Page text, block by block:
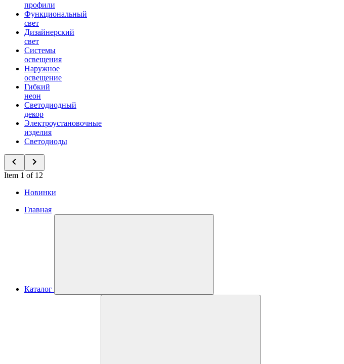
профили
Функциональный
свет
Дизайнерский
свет
Системы
освещения
Наружное
освещение
Гибкий
неон
Светодиодный
декор
Электроустановочные
изделия
Светодиоды
Item 1 of 12
Новинки
Главная
Каталог